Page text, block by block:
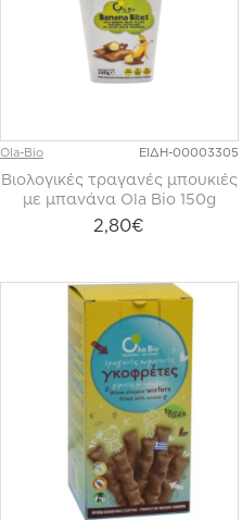
Ola-Bio ΕΙΔΗ-00003305
Βιολογικές τραγανές μπουκιές
με μπανάνα Ola Bio 150g
2,80€